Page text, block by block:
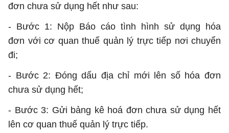
đơn chưa sử dụng hết như sau:
- Bước 1: Nộp Báo cáo tình hình sử dụng hóa
đơn với cơ quan thuế quản lý trực tiếp nơi chuyển
đi;
- Bước 2: Đóng dấu địa chỉ mới lên số hóa đơn
chưa sử dụng hết;
- Bước 3: Gửi bảng kê hoá đơn chưa sử dụng hết
lên cơ quan thuế quản lý trực tiếp.